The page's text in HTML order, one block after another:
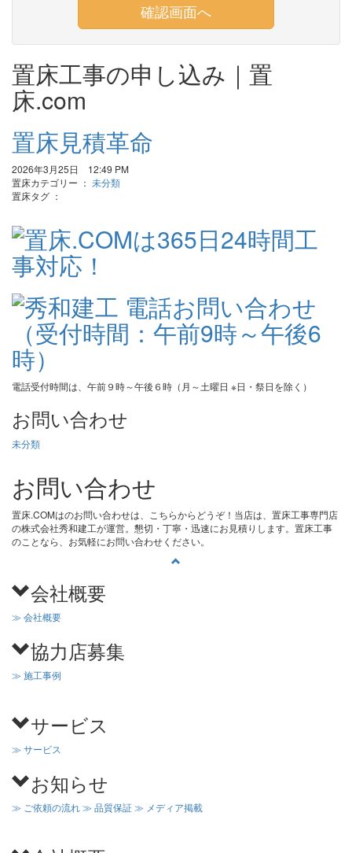
確認画面へ
置床工事の申し込み｜置
床.com
置床見積革命
2026年3月25日 12:49 PM
置床カテゴリー ： 未分類
置床タグ ：
電話受付時間は、午前９時～午後６時（月～土曜日 ※日・祭日を除く）
お問い合わせ
未分類
お問い合わせ
置床.COMはのお問い合わせは、こちらからどうぞ！当店は、置床工事専門店
の株式会社秀和建工が運営。懇切・丁寧・迅速にお見積りします。置床工事
のことなら、お気軽にお問い合わせください。
会社概要
≫ 会社概要
協力店募集
≫ 施工事例
サービス
≫ サービス
お知らせ
≫ ご依頼の流れ≫ 品質保証≫ メディア掲載